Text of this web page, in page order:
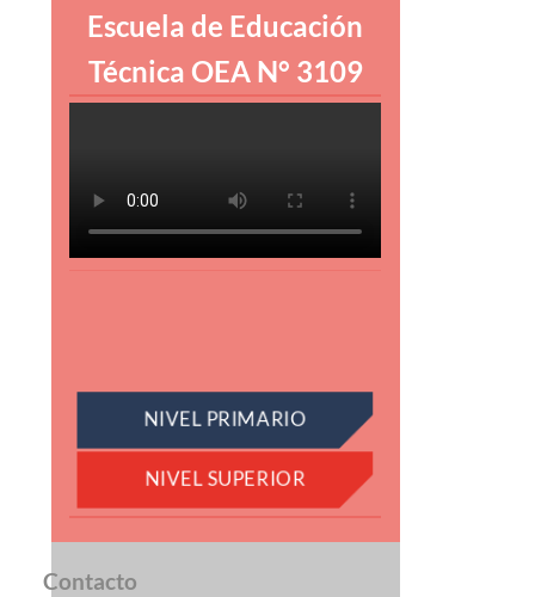
Escuela de Educación
Técnica OEA N° 3109
NIVEL PRIMARIO
NIVEL SUPERIOR
Contacto